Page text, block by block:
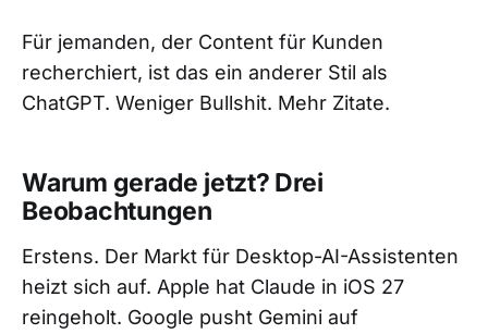
Für jemanden, der Content für Kunden
recherchiert, ist das ein anderer Stil als
ChatGPT. Weniger Bullshit. Mehr Zitate.
Warum gerade jetzt? Drei
Beobachtungen
Erstens. Der Markt für Desktop-AI-Assistenten
heizt sich auf. Apple hat Claude in iOS 27
reingeholt. Google pusht Gemini auf